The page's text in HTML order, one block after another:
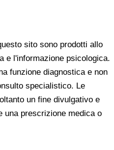
sito sono prodotti allo
e l'informazione psicologica.
funzione diagnostica e non
specialistico. Le
un fine divulgativo e
una prescrizione medica o